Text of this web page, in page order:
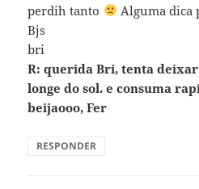
perdih tanto
Alguma dica
Bjs
bri
R: querida Bri, tenta
longe do sol. e consuma
beijaooo, Fer
RESPONDER